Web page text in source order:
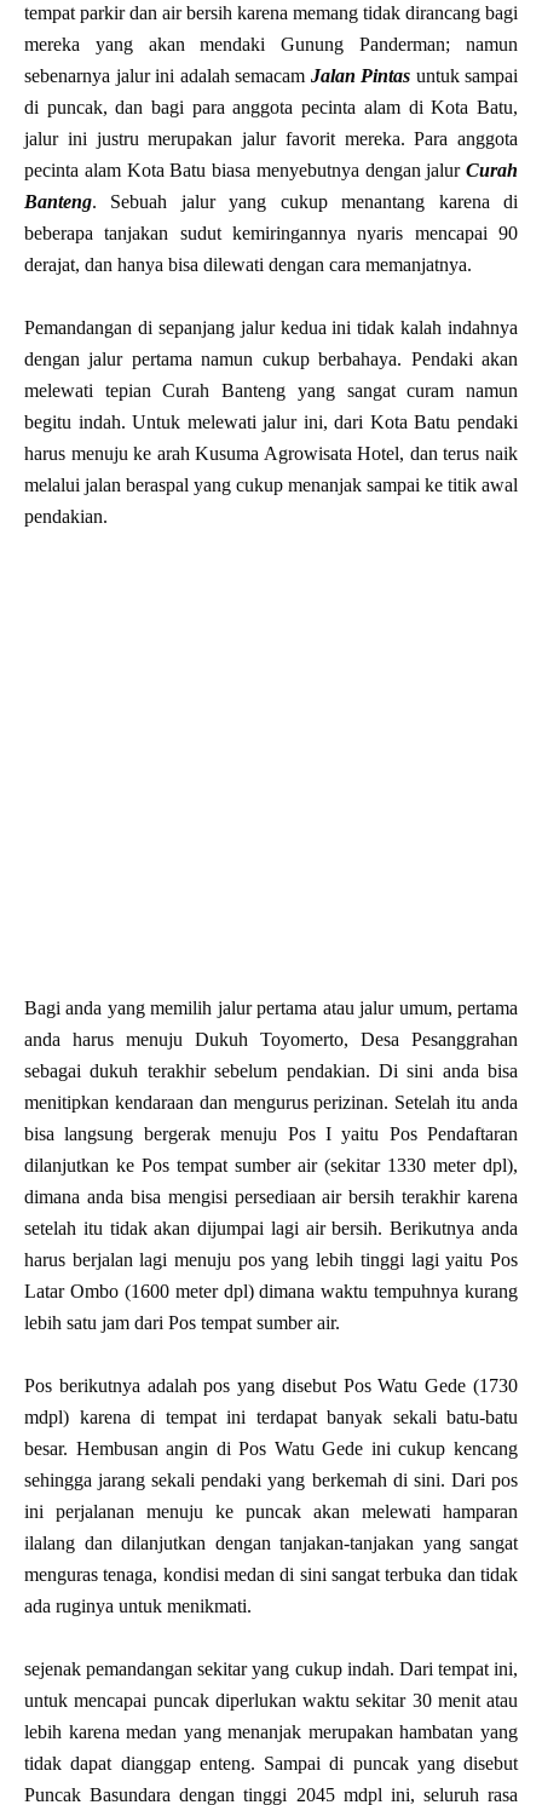
tempat parkir dan air bersih karena memang tidak dirancang bagi
mereka yang akan mendaki Gunung Panderman; namun
sebenarnya jalur ini adalah semacam Jalan Pintas untuk sampai
di puncak, dan bagi para anggota pecinta alam di Kota Batu,
jalur ini justru merupakan jalur favorit mereka. Para anggota
pecinta alam Kota Batu biasa menyebutnya dengan jalur Curah
Banteng. Sebuah jalur yang cukup menantang karena di
beberapa tanjakan sudut kemiringannya nyaris mencapai 90
derajat, dan hanya bisa dilewati dengan cara memanjatnya.
Pemandangan di sepanjang jalur kedua ini tidak kalah indahnya
dengan jalur pertama namun cukup berbahaya. Pendaki akan
melewati tepian Curah Banteng yang sangat curam namun
begitu indah. Untuk melewati jalur ini, dari Kota Batu pendaki
harus menuju ke arah Kusuma Agrowisata Hotel, dan terus naik
melalui jalan beraspal yang cukup menanjak sampai ke titik awal
pendakian.
Bagi anda yang memilih jalur pertama atau jalur umum, pertama
anda harus menuju Dukuh Toyomerto, Desa Pesanggrahan
sebagai dukuh terakhir sebelum pendakian. Di sini anda bisa
menitipkan kendaraan dan mengurus perizinan. Setelah itu anda
bisa langsung bergerak menuju Pos I yaitu Pos Pendaftaran
dilanjutkan ke Pos tempat sumber air (sekitar 1330 meter dpl),
dimana anda bisa mengisi persediaan air bersih terakhir karena
setelah itu tidak akan dijumpai lagi air bersih. Berikutnya anda
harus berjalan lagi menuju pos yang lebih tinggi lagi yaitu Pos
Latar Ombo (1600 meter dpl) dimana waktu tempuhnya kurang
lebih satu jam dari Pos tempat sumber air.
Pos berikutnya adalah pos yang disebut Pos Watu Gede (1730
mdpl) karena di tempat ini terdapat banyak sekali batu-batu
besar. Hembusan angin di Pos Watu Gede ini cukup kencang
sehingga jarang sekali pendaki yang berkemah di sini. Dari pos
ini perjalanan menuju ke puncak akan melewati hamparan
ilalang dan dilanjutkan dengan tanjakan-tanjakan yang sangat
menguras tenaga, kondisi medan di sini sangat terbuka dan tidak
ada ruginya untuk menikmati.
sejenak pemandangan sekitar yang cukup indah. Dari tempat ini,
untuk mencapai puncak diperlukan waktu sekitar 30 menit atau
lebih karena medan yang menanjak merupakan hambatan yang
tidak dapat dianggap enteng. Sampai di puncak yang disebut
Puncak Basundara dengan tinggi 2045 mdpl ini, seluruh rasa